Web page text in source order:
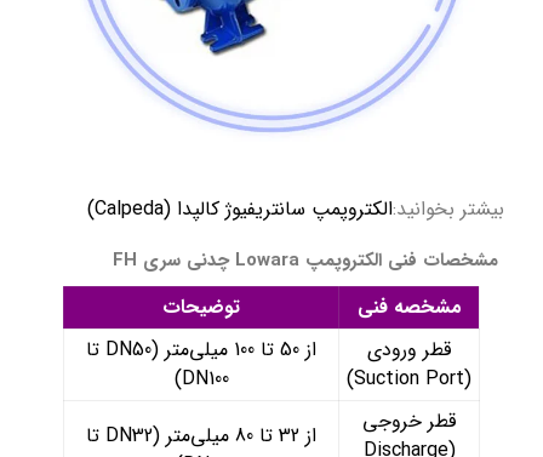
بیشتر بخوانید:الکتروپمپ سانتریفیوژ کالپدا (Calpeda)
مشخصات فنی الکتروپمپ Lowara چدنی سری FH
مشخصه فنی
توضیحات
قطر ورودی
(Suction Port)
از 50 تا 100 میلی‌متر (DN50 تا
DN100)
قطر خروجی
(Discharge
از 32 تا 80 میلی‌متر (DN32 تا